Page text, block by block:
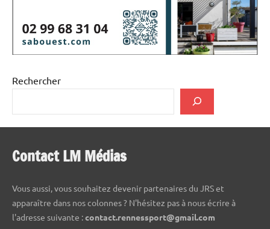
Rechercher
Contact LM Médias
Vous aussi, vous souhaitez devenir partenaires du JRS et
apparaître dans nos colonnes ? N'hésitez pas à nous écrire à
l'adresse suivante :contact.rennessport@gmail.com